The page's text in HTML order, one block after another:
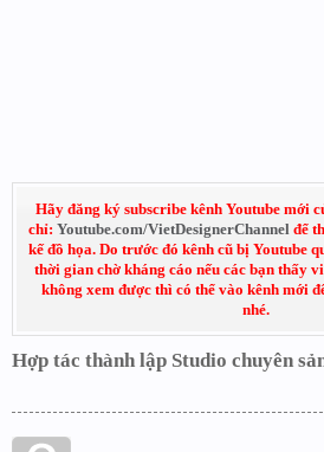
Hãy đăng ký subscribe kênh Youtube mới
chỉ: Youtube.com/VietDesignerChannel để
kế đồ họa. Do trước đó kênh cũ bị Youtube
thời gian chờ kháng cáo nếu các bạn thấy
không xem được thì có thể vào kênh mới
nhé.
Hợp tác thành lập Studio chuyên